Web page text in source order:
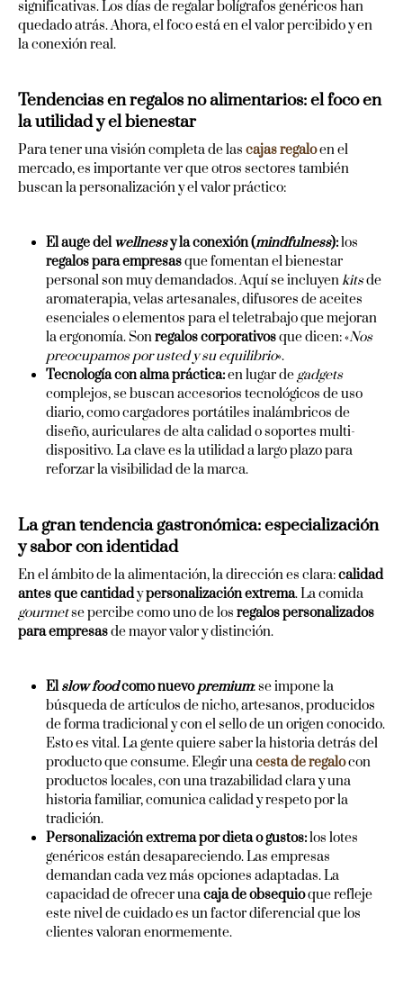
significativas. Los días de regalar bolígrafos genéricos han
quedado atrás. Ahora, el foco está en el valor percibido y en
la conexión real.
Tendencias en regalos no alimentarios: el foco en
la utilidad y el bienestar
Para tener una visión completa de las cajas regaloen el
mercado, es importante ver que otros sectores también
buscan la personalización y el valor práctico:
El auge delwellnessy la conexión (mindfulness):los
regalos para empresasque fomentan el bienestar
personal son muy demandados. Aquí se incluyenkitsde
aromaterapia, velas artesanales, difusores de aceites
esenciales o elementos para el teletrabajo que mejoran
la ergonomía. Sonregalos corporativosque dicen: «Nos
preocupamos por usted y su equilibrio«.
Tecnología con alma práctica:en lugar de gadgets
complejos, se buscan accesorios tecnológicos de uso
diario, como cargadores portátiles inalámbricos de
diseño, auriculares de alta calidad o soportes multi-
dispositivo. La clave es la utilidad a largo plazo para
reforzar la visibilidad de la marca.
La gran tendencia gastronómica: especialización
y sabor con identidad
En el ámbito de la alimentación, la dirección es clara:calidad
antes que cantidadypersonalización extrema. La comida
gourmetse percibe como uno de los regalos personalizados
para empresasde mayor valor y distinción.
Elslow foodcomo nuevopremium: se impone la
búsqueda de artículos de nicho, artesanos, producidos
de forma tradicional y con el sello de un origen conocido.
Esto es vital. La gente quiere saber la historia detrás del
producto que consume. Elegir unacesta de regalocon
productos locales, con una trazabilidad clara y una
historia familiar, comunica calidad y respeto por la
tradición.
Personalización extrema por dieta o gustos:los lotes
genéricos están desapareciendo. Las empresas
demandan cada vez más opciones adaptadas. La
capacidad de ofrecer unacaja de obsequioque refleje
este nivel de cuidado es un factor diferencial que los
clientes valoran enormemente.